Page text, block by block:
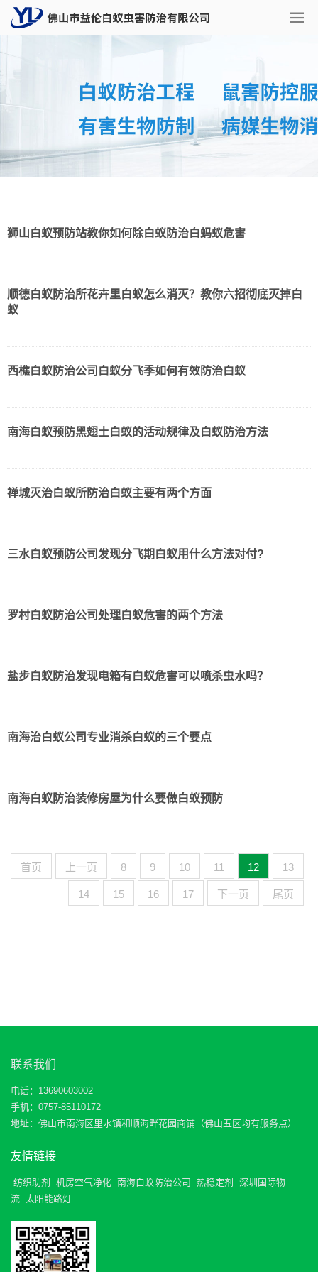
狮山白蚁预防站教你如何除白蚁防治白蚂蚁危害
顺德白蚁防治所花卉里白蚁怎么消灭？教你六招彻底灭掉白
蚁
西樵白蚁防治公司白蚁分飞季如何有效防治白蚁
南海白蚁预防黑翅土白蚁的活动规律及白蚁防治方法
禅城灭治白蚁所防治白蚁主要有两个方面
三水白蚁预防公司发现分飞期白蚁用什么方法对付?
罗村白蚁防治公司处理白蚁危害的两个方法
盐步白蚁防治发现电箱有白蚁危害可以喷杀虫水吗？
南海治白蚁公司专业消杀白蚁的三个要点
南海白蚁防治装修房屋为什么要做白蚁预防
首页 上一页 8 9 10 11 12 13
14 15 16 17 下一页 尾页
联系我们
电话：13690603002
手机：0757-85110172
地址：佛山市南海区里水镇和顺海畔花园商铺（佛山五区均有服务点）
友情链接
纺织助剂 机房空气净化 南海白蚁防治公司 热稳定剂
深圳国际物
流 太阳能路灯